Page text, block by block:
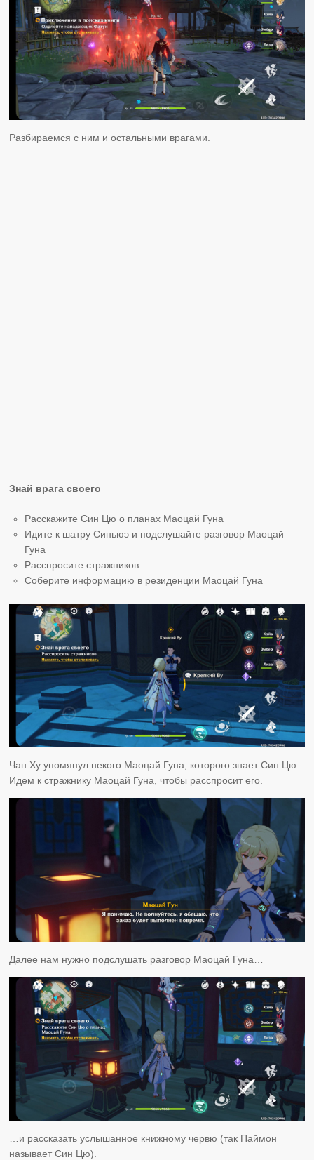
Разбираемся с ним и остальными врагами.
Знай врага своего
Расскажите Син Цю о планах Маоцай Гуна
Идите к шатру Синьюэ и подслушайте разговор Маоцай
Гуна
Расспросите стражников
Соберите информацию в резиденции Маоцай Гуна
Чан Ху упомянул некого Маоцай Гуна, которого знает Син Цю.
Идем к стражнику Маоцай Гуна, чтобы расспросит его.
Далее нам нужно подслушать разговор Маоцай Гуна…
…и рассказать услышанное книжному червю (так Паймон
называет Син Цю).